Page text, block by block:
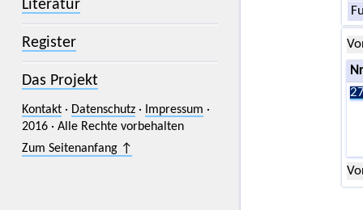
Literatur
Register
Das Projekt
Kontakt· Datenschutz· Impressum ·
2016 · Alle Rechte vorbehalten
Zum Seitenanfang ↑